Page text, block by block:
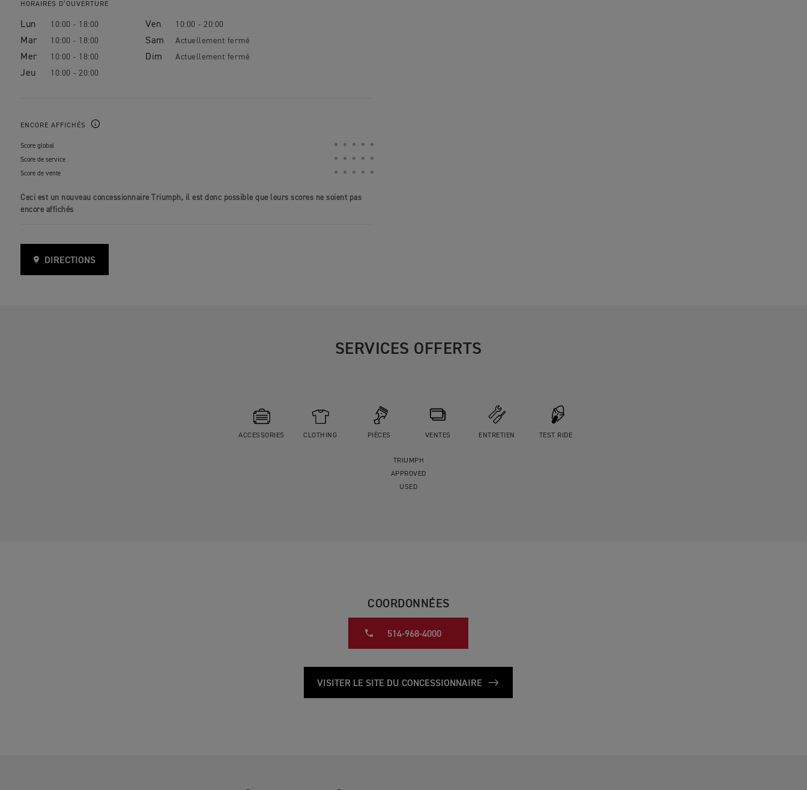
HORAIRES D’OUVERTURE
Lun 10:00 - 18:00
Mar 10:00 - 18:00
Mer 10:00 - 18:00
Jeu 10:00 - 20:00
Ven 10:00 - 20:00
Sam
Dim
ENCORE AFFICHÉS
Score global
Score de service
Score de vente
Ceci est un nouveau concessionnaire Triumph, il est donc possible que leurs scores ne soient pas
encore affichés
DIRECTIONS
SERVICES OFFERTS
ACCESSORIES CLOTHING PIÈCES VENTES ENTRETIEN TEST RIDE
TRIUMPH
APPROVED
USED
COORDONNÉES
514-968-4000
VISITER LE SITE DU CONCESSIONNAIRE